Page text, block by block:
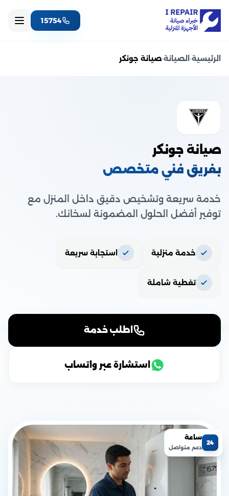
15754
الرئيسية‹ الصيانة‹صيانة جونكر
صيانة جونكر
بفريق فني متخصص
خدمة سريعة وتشخيص دقيق داخل المنزل مع
توفير أفضل الحلول المضمونة لسخانك.
خدمة منزلية استجابة سريعة
تغطية شاملة
اطلب خدمة
استشارة عبر واتساب
24
ساعة
دعم متواصل